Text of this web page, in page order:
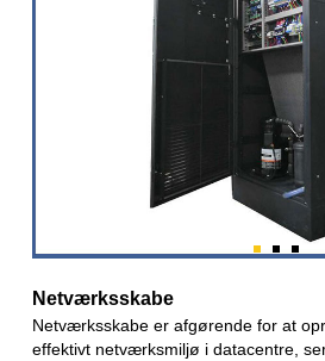
Netværksskabe
Netværksskabe er afgørende for at
effektivt netværksmiljø i datacentre,